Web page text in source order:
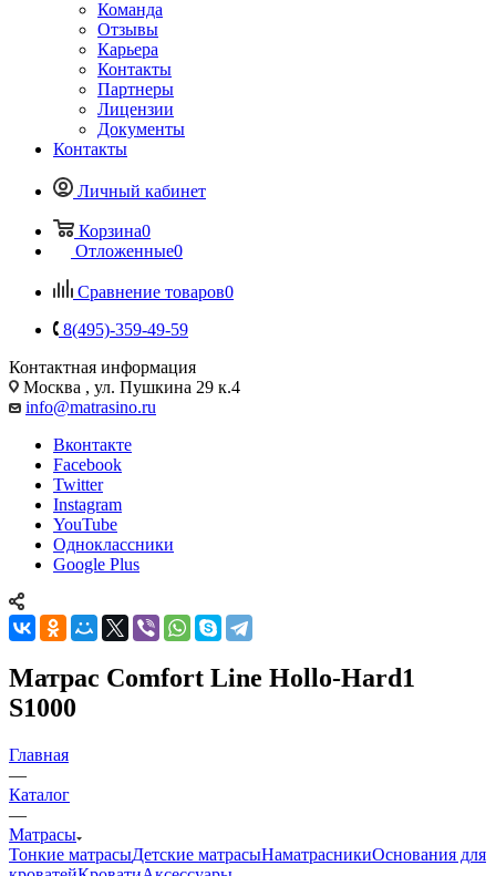
Команда
Отзывы
Карьера
Контакты
Партнеры
Лицензии
Документы
Контакты
Личный кабинет
Корзина0
Отложенные0
Сравнение товаров0
8(495)-359-49-59
Контактная информация
Москва , ул. Пушкина 29 к.4
info@matrasino.ru
Вконтакте
Facebook
Twitter
Instagram
YouTube
Одноклассники
Google Plus
Матрас Comfort Line Hollo-Hard1
S1000
Главная
—
Каталог
—
Матрасы
Тонкие матрасыДетские матрасыНаматрасникиОснования для